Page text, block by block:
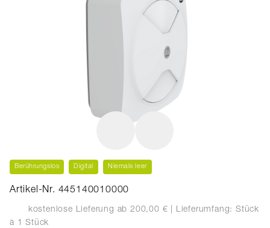
Berührungslos Digital Niemals leer
Artikel-Nr. 445140010000
kostenlose Lieferung ab 200,00 € | Lieferumfang: Stück
à 1 Stück